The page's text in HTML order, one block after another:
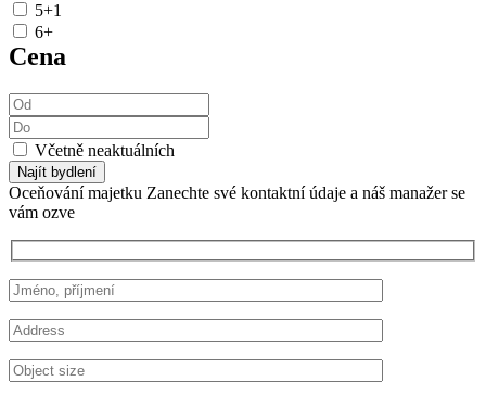
5+1
6+
Cena
Včetně neaktuálních
Najít bydlení
Oceňování majetku Zanechte své kontaktní údaje a náš manažer se
vám ozve